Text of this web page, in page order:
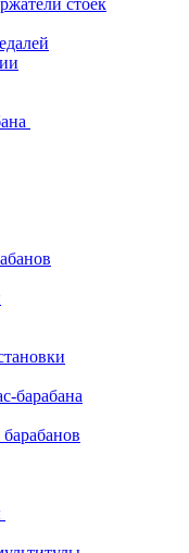
стоек
барабана